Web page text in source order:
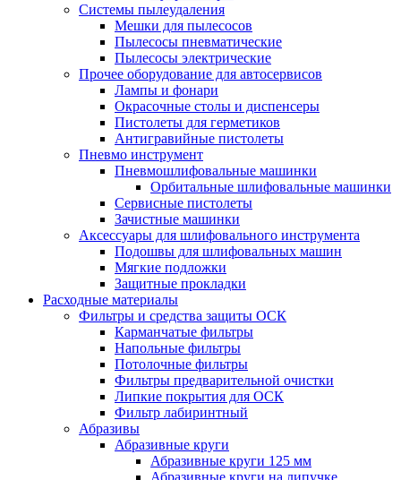
Системы пылеудаления
Мешки для пылесосов
Пылесосы пневматические
Пылесосы электрические
Прочее оборудование для автосервисов
Лампы и фонари
Окрасочные столы и диспенсеры
Пистолеты для герметиков
Антигравийные пистолеты
Пневмо инструмент
Пневмошлифовальные машинки
Орбитальные шлифовальные машинки
Сервисные пистолеты
Зачистные машинки
Аксессуары для шлифовального инструмента
Подошвы для шлифовальных машин
Мягкие подложки
Защитные прокладки
Расходные материалы
Фильтры и средства защиты ОСК
Карманчатые фильтры
Напольные фильтры
Потолочные фильтры
Фильтры предварительной очистки
Липкие покрытия для ОСК
Фильтр лабиринтный
Абразивы
Абразивные круги
Абразивные круги 125 мм
Абразивные круги на липучке